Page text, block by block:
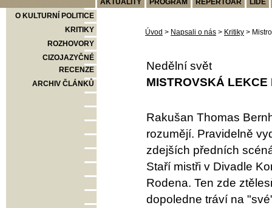
AKTUALITY PROGRAM REPERTOÁR
LIDÉ
O KULTURNÍ POLITICE
KRITIKY
ROZHOVORY
CIZOJAZYČNÉ
RECENZE
ARCHIV ČLÁNKŮ
Úvod > Napsali o nás > Kritiky >
Nedělní svět
MISTROVSKÁ
Rakušan Thomas
rozumějí. Pravidelně
zdejších předních
Staří mistři v Divadle
Rodena. Ten zde
dopoledne tráví na